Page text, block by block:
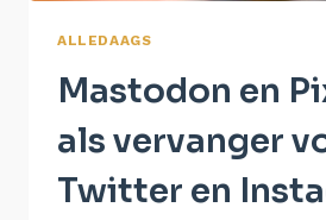
ALLEDAAGS
Mastodon en
als vervanger
Twitter en